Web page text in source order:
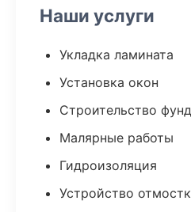
Наши услуги
Укладка ламината
Установка окон
Строительство
Малярные работы
Гидроизоляция
Устройство